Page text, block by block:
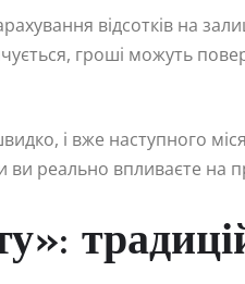
відсотків на
гроші можуть
і вже наступного
реально впливаєте на